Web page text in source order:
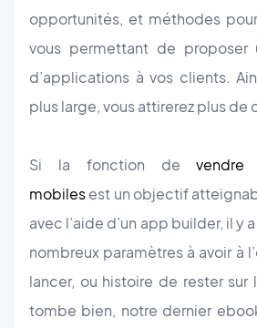
opportunités, et méthodes
vous permettant de proposer
d’applications à vos clients.
plus large, vous attirerez plus de
Si la fonction devendre
mobilesest un objectif
avec l’aide d’un app builder, il y
nombreux paramètres à avoir à
lancer, ou histoire de rester sur
tombe bien, notre dernier